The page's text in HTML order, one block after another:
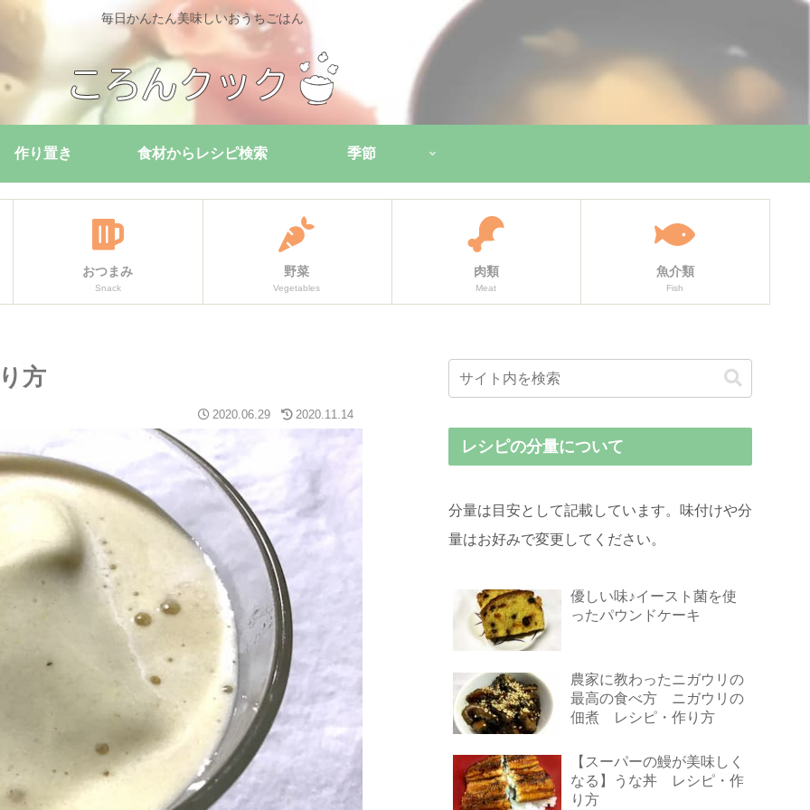
毎日かんたん美味しいおうちごはん
作り置き 食材からレシピ検索 季節
おつまみ
Snack
野菜
Vegetables
肉類
Meat
魚介類
Fish
方
2020.06.29 2020.11.14
レシピの分量について
分量は目安として記載しています。味付けや分
量はお好みで変更してください。
優しい味♪イースト菌を使
ったパウンドケーキ
農家に教わったニガウリの
最高の食べ方 ニガウリの
佃煮 レシピ・作り方
【スーパーの鰻が美味しく
なる】うな丼 レシピ・作
り方